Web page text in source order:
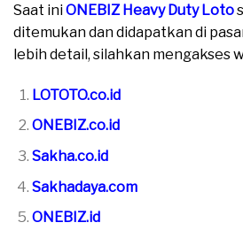
Saat iniONEBIZ Heavy Duty Loto
ditemukan dan didapatkan di
lebih detail, silahkan mengakses
LOTOTO.co.id
ONEBIZ.co.id
Sakha.co.id
Sakhadaya.com
ONEBIZ.id